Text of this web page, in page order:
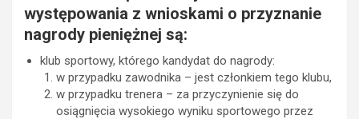
występowania z wnioskami o przyznanie
nagrody pieniężnej są:
klub sportowy, którego kandydat do nagrody:
w przypadku zawodnika – jest członkiem tego klubu,
w przypadku trenera – za przyczynienie się do
osiągnięcia wysokiego wyniku sportowego przez